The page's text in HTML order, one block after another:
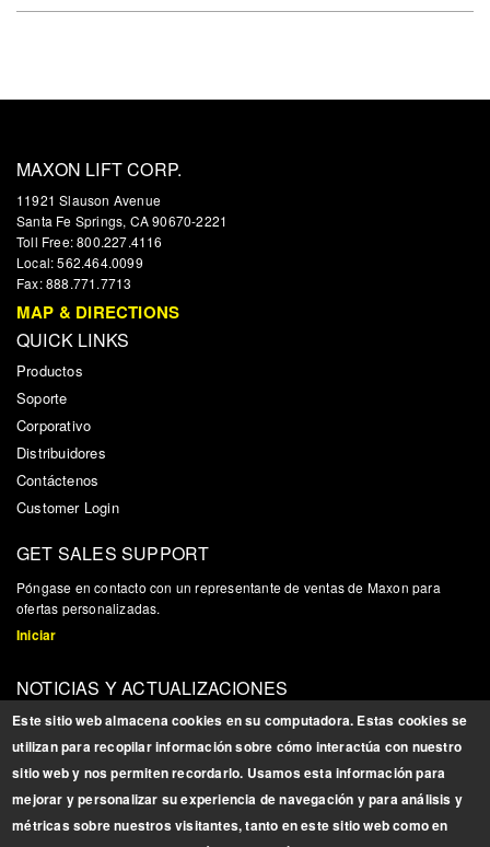
MAXON LIFT CORP.
11921 Slauson Avenue
Santa Fe Springs, CA 90670-2221
Toll Free: 800.227.4116
Local: 562.464.0099
Fax: 888.771.7713
MAP & DIRECTIONS
QUICK LINKS
Productos
Soporte
Corporativo
Distribuidores
Contáctenos
Customer Login
GET SALES SUPPORT
Póngase en contacto con un representante de ventas de Maxon para
ofertas personalizadas.
Iniciar
NOTICIAS Y ACTUALIZACIONES
Regístrese para obtener actualizaciones, noticias e información
relacionada con los productos
Registrarse
BROCHURES
Este sitio web almacena cookies en su computadora. Estas cookies se
utilizan para recopilar información sobre cómo interactúa con nuestro
sitio web y nos permiten recordarlo. Usamos esta información para
mejorar y personalizar su experiencia de navegación y para análisis y
métricas sobre nuestros visitantes, tanto en este sitio web como en